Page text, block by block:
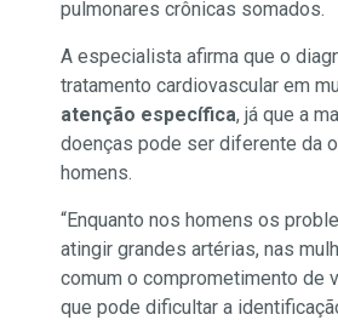
pulmonares crônicas somados.
A especialista afirma que o
tratamento cardiovascular em
atenção específica, já que a
doenças pode ser diferente da
homens.
“Enquanto nos homens os
atingir grandes artérias, nas
comum o comprometimento de
que pode dificultar a